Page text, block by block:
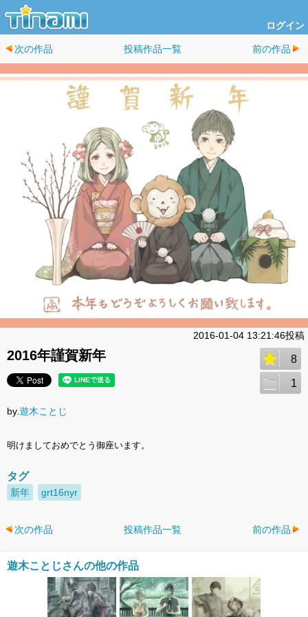
ログイン
次の作品 投稿作品一覧 前の作品
2016-01-04 13:21:46投稿
2016年謹賀新年 8
1
by.遊木ことじ
明けましておめでとう御座います。
タグ
新年 grt16nyr
次の作品 投稿作品一覧 前の作品
遊木ことじさんの他の作品